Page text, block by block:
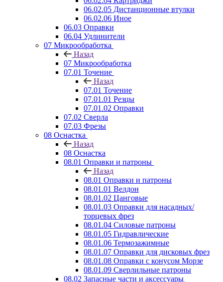
06.02.05 Дистанционные втулки
06.02.06 Иное
06.03 Оправки
06.04 Удлинители
07 Микрообработка
Назад
07 Микрообработка
07.01 Точение
Назад
07.01 Точение
07.01.01 Резцы
07.01.02 Оправки
07.02 Сверла
07.03 Фрезы
08 Оснастка
Назад
08 Оснастка
08.01 Оправки и патроны
Назад
08.01 Оправки и патроны
08.01.01 Велдон
08.01.02 Цанговые
08.01.03 Оправки для насадных/
торцевых фрез
08.01.04 Силовые патроны
08.01.05 Гидравлические
08.01.06 Термозажимные
08.01.07 Оправки для дисковых фрез
08.01.08 Оправки с конусом Морзе
08.01.09 Сверлильные патроны
08.02 Запасные части и аксессуары